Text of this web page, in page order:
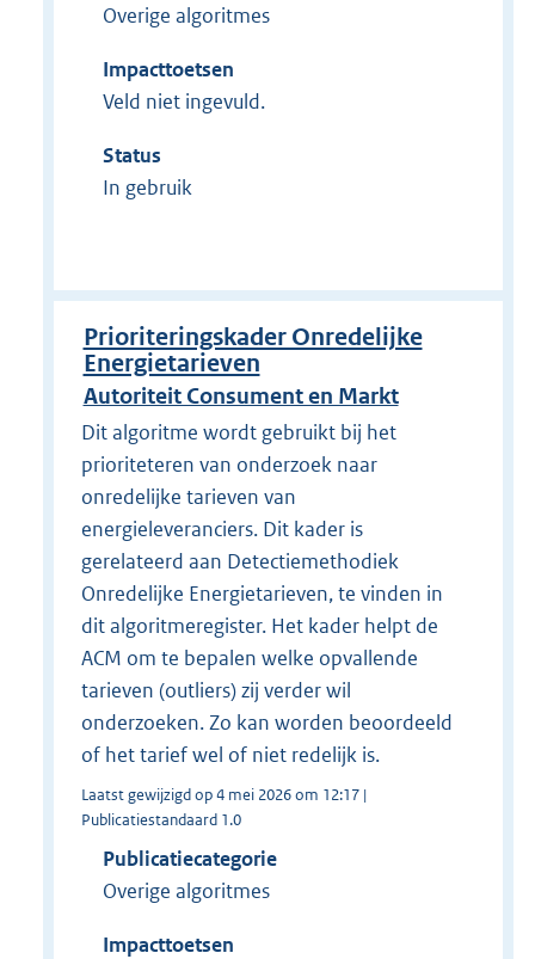
Overige algoritmes
Impacttoetsen
Veld niet ingevuld.
Status
In gebruik
Prioriteringskader Onredelijke
Energietarieven
Autoriteit Consument en Markt
Dit algoritme wordt gebruikt bij het
prioriteteren van onderzoek naar
onredelijke tarieven van
energieleveranciers. Dit kader is
gerelateerd aan Detectiemethodiek
Onredelijke Energietarieven, te vinden in
dit algoritmeregister. Het kader helpt de
ACM om te bepalen welke opvallende
tarieven (outliers) zij verder wil
onderzoeken. Zo kan worden beoordeeld
of het tarief wel of niet redelijk is.
Laatst gewijzigd op 4 mei 2026 om 12:17 |
Publicatiestandaard 1.0
Publicatiecategorie
Overige algoritmes
Impacttoetsen